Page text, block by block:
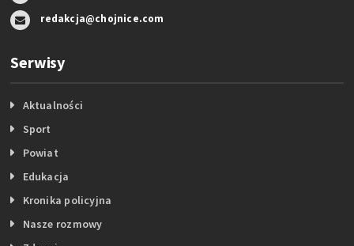
redakcja@chojnice.com
Serwisy
Aktualności
Sport
Powiat
Edukacja
Kronika policyjna
Nasze rozmowy